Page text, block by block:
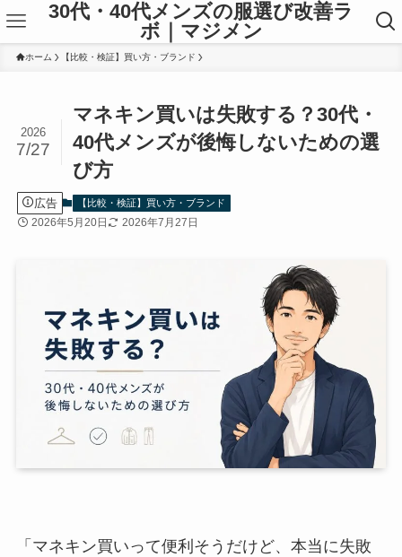
30代・40代メンズの服選び改善ラ
ボ｜マジメン
ホーム 【比較・検証】買い方・ブランド
マネキン買いは失敗する？30代・
40代メンズが後悔しないための選
び方
2026
7/27
広告 【比較・検証】買い方・ブランド
2026年5月20日 2026年7月27日
「マネキン買いって便利そうだけど、本当に失敗